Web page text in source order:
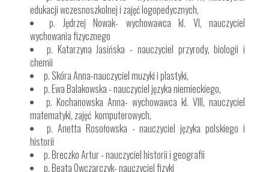
edukacji wczesnoszkolnej i zajęć logopedycznych,
p. Jędrzej Nowak- wychowawca kl. VI, nauczyciel
wychowania fizycznego
p. Katarzyna Jasińska - nauczyciel przyrody, biologii i
chemii
p. Skóra Anna-nauczyciel muzyki i plastyki,
p. Ewa Balakowska - nauczyciel języka niemieckiego,
p. Kochanowska Anna- wychowawca kl. VIII, nauczyciel
matematyki, zajęć komputerowych,
p. Anetta Rosołowska - nauczyciel języka polskiego i
historii
p. Breczko Artur - nauczyciel historii i geografii
p. Beata Owczarczyk- nauczyciel fizyki